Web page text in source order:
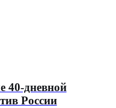
40-дневной
России